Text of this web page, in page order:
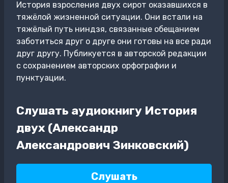
История взросления двух сирот оказавшихся в
тяжёлой жизненной ситуации. Они встали на
тяжёлый путь ниндзя, связанные обещанием
заботиться друг о друге они готовы на все ради
друг другу. Публикуется в авторской редакции
с сохранением авторских орфографии и
пунктуации.
Слушать аудиокнигу История
двух (Александр
Александрович Зинковский)
Слушать